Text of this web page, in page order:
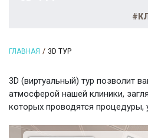
ГЛАВНАЯ 3D ТУР
3D (виртуальный) тур позволит
атмосферой нашей клиники,
которых проводятся процедуры,